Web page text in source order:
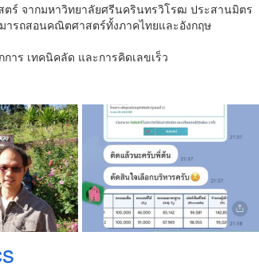
ร์ จากมหาวิทยาลัยศรีนครินทรวิโรฒ ประสานมิตร
ารถสอนคณิตศาสตร์ทั้งภาคไทยและอังกฤษ
าร เทคนิคลัด และการคิดเลขเร็ว